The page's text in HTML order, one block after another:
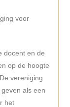
voor
docent en de
op de hoogte
De vereniging
als een
het